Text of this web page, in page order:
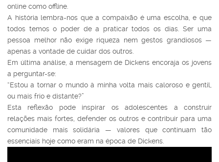
online como offline.
A história lembra-nos que a compaixão é uma escolha, e que
todos temos o poder de a praticar todos os dias. Ser uma
pessoa melhor não exige riqueza nem gestos grandiosos —
apenas a vontade de cuidar dos outros.
Em última análise, a mensagem de Dickens encoraja os jovens
a perguntar-se:
“Estou a tornar o mundo à minha volta mais caloroso e gentil,
ou mais frio e distante?”
Esta reflexão pode inspirar os adolescentes a construir
relações mais fortes, defender os outros e contribuir para uma
comunidade mais solidária — valores que continuam tão
essenciais hoje como eram na época de Dickens.